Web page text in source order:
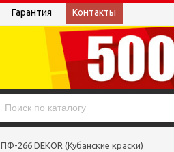
Гарантия Контакты
266 DEKOR (Кубанские краски)